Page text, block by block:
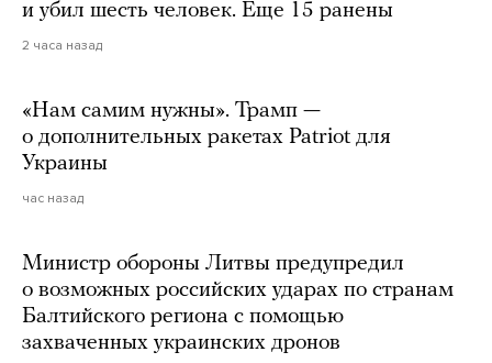
и убил шесть человек. Еще 15 ранены
2 часа назад
«Нам самим нужны». Трамп —
о дополнительных ракетах Patriot для
Украины
час назад
Министр обороны Литвы предупредил
о возможных российских ударах по странам
Балтийского региона с помощью
захваченных украинских дронов